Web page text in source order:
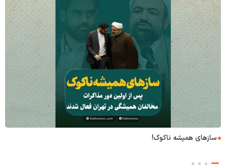
۶+۱ مدعی بهشت